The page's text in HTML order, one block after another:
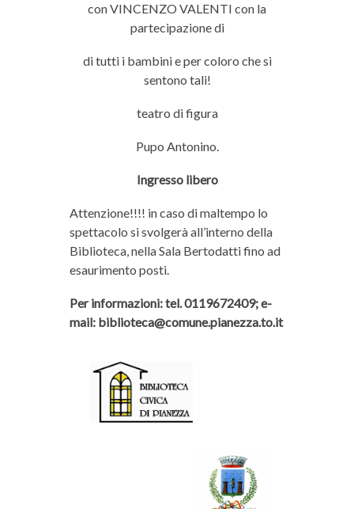
con VINCENZO VALENTI con la
partecipazione di
di tutti i bambini e per coloro che si
sentono tali!
teatro di figura
Pupo Antonino.
Ingresso libero
Attenzione!!!! in caso di maltempo lo
spettacolo si svolgerà all’interno della
Biblioteca, nella Sala Bertodatti fino ad
esaurimento posti.
Per informazioni: tel. 0119672409; e-
mail: biblioteca@comune.pianezza.to.it